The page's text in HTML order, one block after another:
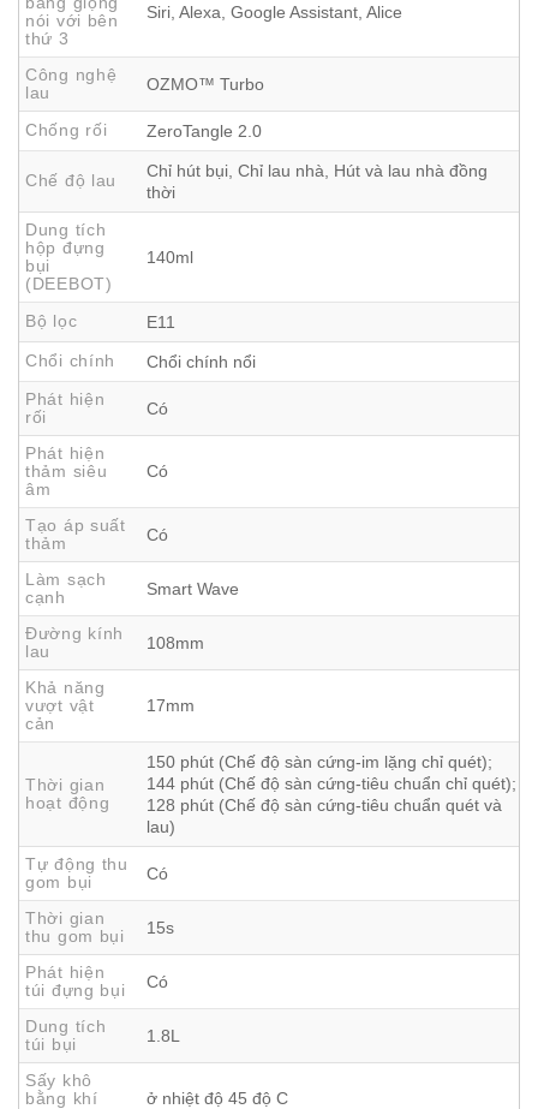
diện tích sàn nhà , giảm điểm mù đến mức tối đa.
Không gian nhỏ không còn là thách thức – với Deebot
Mini,mọi ngóc ngách đều được tiếp cận và làm sạch
kỹ lưỡng.
Công Nghệ Điều Hướng TrueMapping 2.0 –
Di Chuyển Chính Xác, Tránh Va Chạm Thông
Minh
Sự thông minh của Deebot Mini không chỉ nằm ở thiết kế
mà còn ở trí óc – cụ thể là hệ thống điều hướng
TrueMapping 2.0
không gian rộng đến 100m² chỉ trong 6 phút
nhanh chóng ghi nhớ sơ đồ nhà bạn, kể cả những khu vực
Cảm biến khoảng cách, radar LDS, và laser phía trước
giúp robot phát hiện chướng ngại vật
đến milimet, tránh va chạm và đảm bảo di chuyển mượt
mà, an toàn – đặc biệt hữu ích trong các gia đình có trẻ nhỏ
hoặc vật nuôi.
nói với bên
thứ 3
Siri, Alexa, Google Assistant, Alice
Công nghệ
lau
OZMO™ Turbo
Chống rối ZeroTangle 2.0
Chế độ lau
Chỉ hút bụi, Chỉ lau nhà, Hút và lau nhà đồng
thời
Dung tích
hộp đựng
bụi
(DEEBOT)
140ml
Bộ lọc
E11
Chổi chính
Chổi chính nổi
Phát hiện
rối
Có
Phát hiện
thảm siêu
âm
Có
Tạo áp suất
thảm
Có
Làm sạch
cạnh
Smart Wave
Đường kính
lau
108mm
Khả năng
vượt vật
cản
17mm
Thời gian
hoạt động
150 phút (Chế độ sàn cứng-im lặng chỉ quét);
144 phút (Chế độ sàn cứng-tiêu chuẩn chỉ quét);
128 phút (Chế độ sàn cứng-tiêu chuẩn quét và
lau)
Tự động thu
gom bụi
Có
Thời gian
thu gom bụi
15s
Phát hiện
túi đựng bụi
Có
Dung tích
túi bụi
1.8L
Sấy khô
bằng khí
ở nhiệt độ 45 độ C